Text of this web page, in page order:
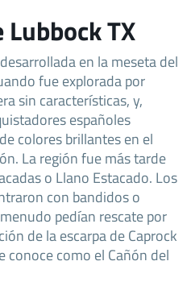
TX
en la meseta del
fue explorada por
sin características, y,
españoles
colores brillantes en el
La región fue más tarde
o Llano Estacado. Los
con bandidos o
pedían rescate por
de la escarpa de Caprock
conoce como el Cañón del